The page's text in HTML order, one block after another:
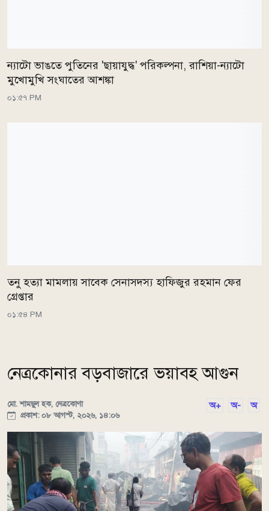
ন্যাটো ভাঙতে পুতিনের 'ছায়াযুদ্ধ' পরিকল্পনা, রাশিয়া-ন্যাটো
মুখোমুখি সংঘাতের আশঙ্কা
০১:৫৭ PM
তনু হত্যা মামলায় সাবেক সেনাসদস্য হাফিজুর রহমান ফের
গ্রেপ্তার
০১:৫৪ PM
নেত্রকোনার বড়বাজারে ভয়াবহ আগুন
মো. শামছুল হক, নেত্রকোণা
প্রকাশ: ০৮ আগস্ট, ২০২৬, ১৪:০৬
অ+ অ- অ